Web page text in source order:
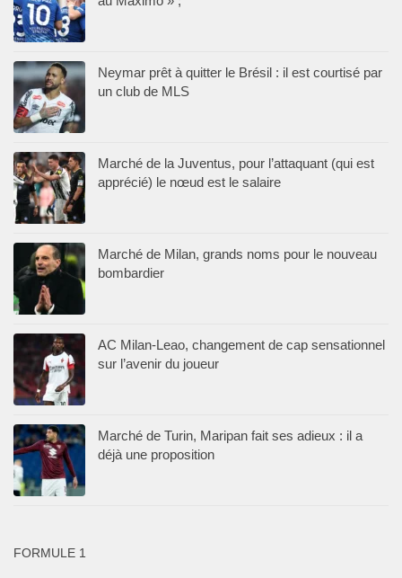
Neymar prêt à quitter le Brésil : il est courtisé par
un club de MLS
Marché de la Juventus, pour l’attaquant (qui est
apprécié) le nœud est le salaire
Marché de Milan, grands noms pour le nouveau
bombardier
AC Milan-Leao, changement de cap sensationnel
sur l’avenir du joueur
Marché de Turin, Maripan fait ses adieux : il a
déjà une proposition
FORMULE 1